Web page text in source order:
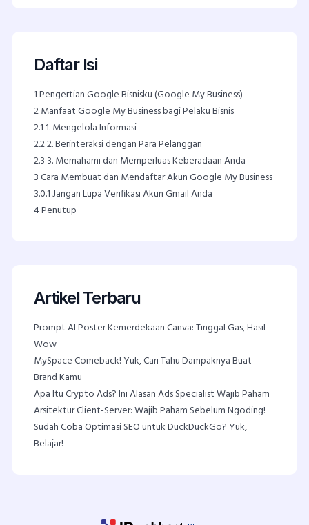
Daftar Isi
1Pengertian Google Bisnisku (Google My Business)
2Manfaat Google My Business bagi Pelaku Bisnis
2.11. Mengelola Informasi
2.22. Berinteraksi dengan Para Pelanggan
2.3 3. Memahami dan Memperluas Keberadaan Anda
3Cara Membuat dan Mendaftar Akun Google My Business
3.0.1Jangan Lupa Verifikasi Akun Gmail Anda
4Penutup
Artikel Terbaru
Prompt AI Poster Kemerdekaan Canva: Tinggal Gas, Hasil
Wow
MySpace Comeback! Yuk, Cari Tahu Dampaknya Buat
Brand Kamu
Apa Itu Crypto Ads? Ini Alasan Ads Specialist Wajib Paham
Arsitektur Client-Server: Wajib Paham Sebelum Ngoding!
Sudah Coba Optimasi SEO untuk DuckDuckGo? Yuk,
Belajar!